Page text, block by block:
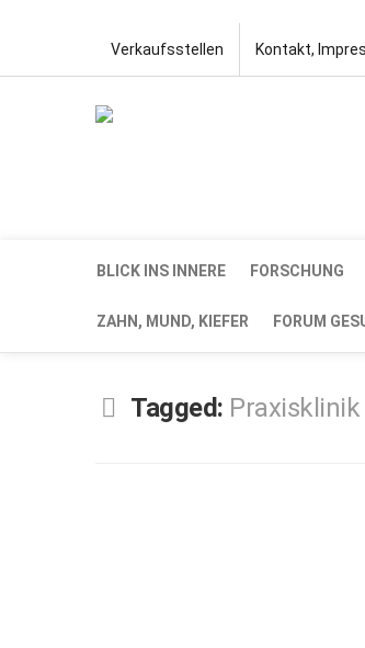
Verkaufsstellen Kontakt,
BLICK INS INNERE FORSCHUNG
ZAHN, MUND, KIEFER FORUM
Tagged: